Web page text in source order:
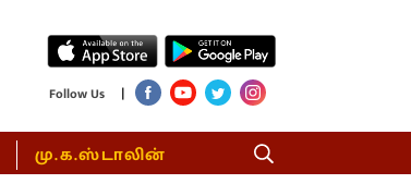
Follow Us |
மு.க.ஸ்டாலின்